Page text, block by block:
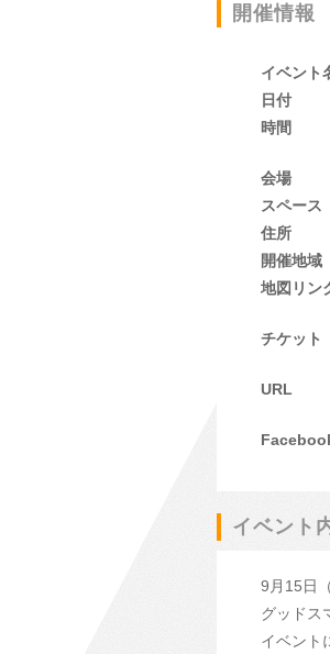
開催情報
イベント
日付
時間
会場
スペース
住所
開催地域
地図リン
チケット
URL
イベント
9月15日
グッドス
イベント